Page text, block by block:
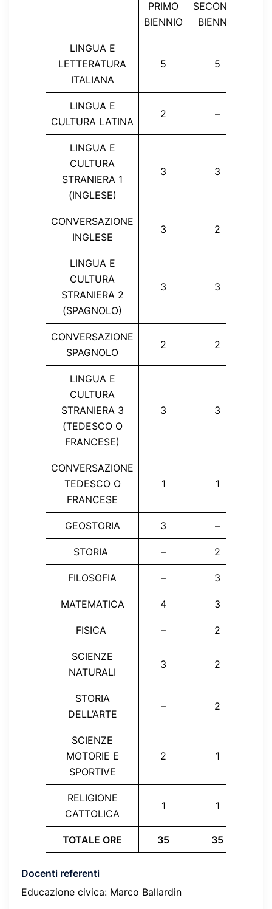
PRIMO
BIENNIO
SECONDO
BIENNIO
LINGUA E
LETTERATURA
ITALIANA
5 5
LINGUA E
CULTURA LATINA
2 –
LINGUA E
CULTURA
STRANIERA 1
(INGLESE)
3 3
CONVERSAZIONE
INGLESE
3 2
LINGUA E
CULTURA
STRANIERA 2
(SPAGNOLO)
3 3
CONVERSAZIONE
SPAGNOLO
2 2
LINGUA E
CULTURA
STRANIERA 3
(TEDESCO O
FRANCESE)
3 3
CONVERSAZIONE
TEDESCO O
FRANCESE
1 1
GEOSTORIA 3 –
STORIA – 2
FILOSOFIA – 3
MATEMATICA 4 3
FISICA – 2
SCIENZE
NATURALI
3 2
STORIA
DELL’ARTE
– 2
SCIENZE
MOTORIE E
SPORTIVE
2 1
RELIGIONE
CATTOLICA
1 1
TOTALE ORE 35 35
Docenti referenti
Educazione civica: Marco Ballardin